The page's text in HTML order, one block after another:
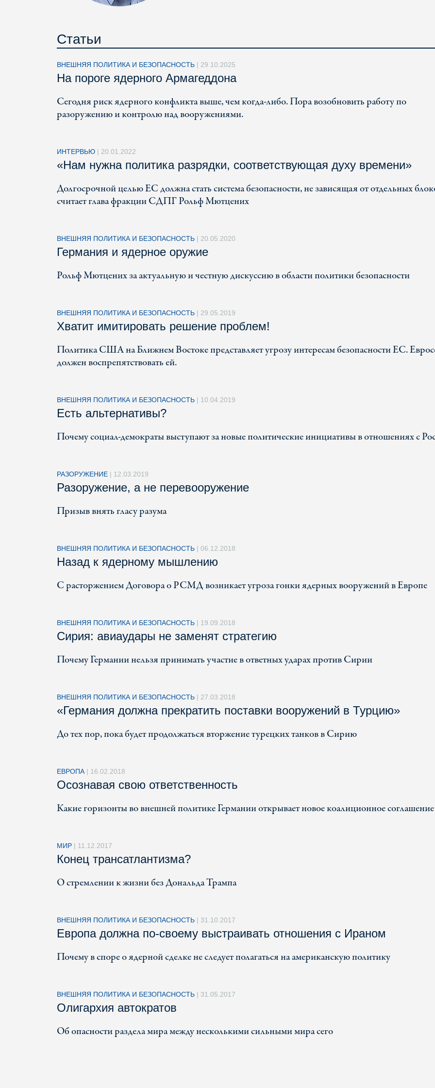
Статьи
ВНЕШНЯЯ ПОЛИТИКА И БЕЗОПАСНОСТЬ | 29.10.2025
На пороге ядерного Армагеддона
Сегодня риск ядерного конфликта выше, чем когда-либо. Пора возобновить работу по
разоружению и контролю над вооружениями.
ИНТЕРВЬЮ | 20.01.2022
«Нам нужна политика разрядки, соответствующая духу времени»
Долгосрочной целью ЕС должна стать система безопасности, не зависящая от отдельных
считает глава фракции СДПГ Рольф Мютцених
ВНЕШНЯЯ ПОЛИТИКА И БЕЗОПАСНОСТЬ | 20.05.2020
Германия и ядерное оружие
Рольф Мютцених за актуальную и честную дискуссию в области политики безопасности
ВНЕШНЯЯ ПОЛИТИКА И БЕЗОПАСНОСТЬ | 29.05.2019
Хватит имитировать решение проблем!
Политика США на Ближнем Востоке представляет угрозу интересам безопасности ЕС.
должен воспрепятствовать ей.
ВНЕШНЯЯ ПОЛИТИКА И БЕЗОПАСНОСТЬ | 10.04.2019
Есть альтернативы?
Почему социал-демократы выступают за новые политические инициативы в отношениях с
РАЗОРУЖЕНИЕ | 12.03.2019
Разоружение, а не перевооружение
Призыв внять гласу разума
ВНЕШНЯЯ ПОЛИТИКА И БЕЗОПАСНОСТЬ | 06.12.2018
Назад к ядерному мышлению
С расторжением Договора о РСМД возникает угроза гонки ядерных вооружений в Европе
ВНЕШНЯЯ ПОЛИТИКА И БЕЗОПАСНОСТЬ | 19.09.2018
Сирия: авиаудары не заменят стратегию
Почему Германии нельзя принимать участие в ответных ударах против Сирии
ВНЕШНЯЯ ПОЛИТИКА И БЕЗОПАСНОСТЬ | 27.03.2018
«Германия должна прекратить поставки вооружений в Турцию»
До тех пор, пока будет продолжаться вторжение турецких танков в Сирию
ЕВРОПА | 16.02.2018
Осознавая свою ответственность
Какие горизонты во внешней политике Германии открывает новое коалиционное соглашение
МИР | 11.12.2017
Конец трансатлантизма?
О стремлении к жизни без Дональда Трампа
ВНЕШНЯЯ ПОЛИТИКА И БЕЗОПАСНОСТЬ | 31.10.2017
Европа должна по-своему выстраивать отношения с Ираном
Почему в споре о ядерной сделке не следует полагаться на американскую политику
ВНЕШНЯЯ ПОЛИТИКА И БЕЗОПАСНОСТЬ | 31.05.2017
Олигархия автократов
Об опасности раздела мира между несколькими сильными мира сего